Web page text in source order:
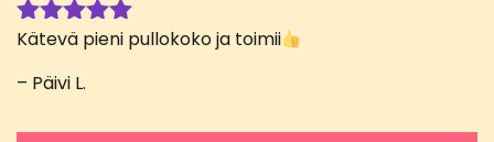
Arvostelu
5 / 5
Kätevä pieni pullokoko ja toimii
– Päivi L.